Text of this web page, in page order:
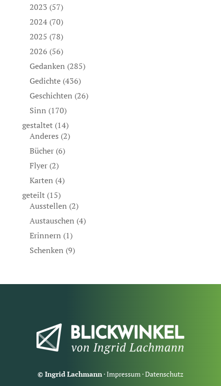
2023 (57)
2024(70)
2025 (78)
2026 (56)
Gedanken (285)
Gedichte(436)
Geschichten (26)
Sinn (170)
gestaltet(14)
Anderes (2)
Bücher(6)
Flyer(2)
Karten (4)
geteilt(15)
Ausstellen (2)
Austauschen (4)
Erinnern (1)
Schenken (9)
© Ingrid Lachmann·Impressum·Datenschutz